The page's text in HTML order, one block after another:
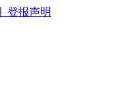
登报声明